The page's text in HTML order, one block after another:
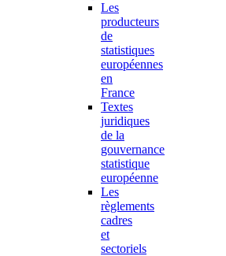
Les
producteurs
de
statistiques
européennes
en
France
Textes
juridiques
de la
gouvernance
statistique
européenne
Les
règlements
cadres
et
sectoriels